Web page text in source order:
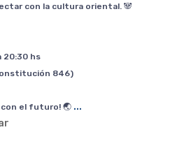
con la cultura oriental. 🐼
20:30 hs
846)
con el futuro! 🌏 ...